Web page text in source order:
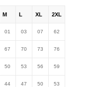
M L XL 2XL
01 03 07 62
67 70 73 76
50 53 56 59
44 47 50 53